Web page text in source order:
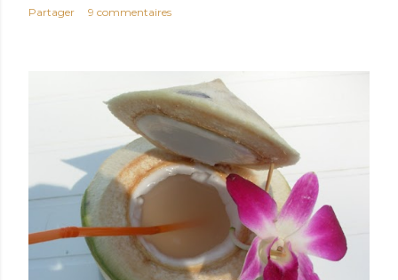
Partager 9 commentaires